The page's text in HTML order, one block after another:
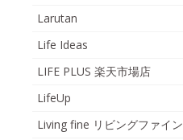
Larutan
Life Ideas
LIFE PLUS 楽天市場店
LifeUp
Living fine リビングファイン